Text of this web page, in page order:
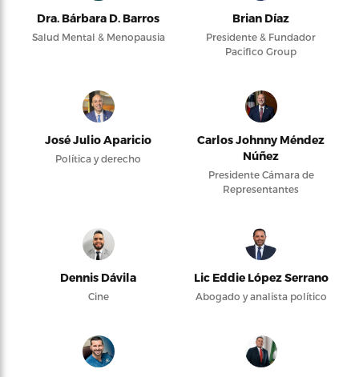
Dra. Bárbara D. Barros
Salud Mental & Menopausia
Brian Díaz
Presidente & Fundador
Pacifico Group
José Julio Aparicio
Política y derecho
Carlos Johnny Méndez
Núñez
Presidente Cámara de
Representantes
Dennis Dávila
Cine
Lic Eddie López Serrano
Abogado y analista político